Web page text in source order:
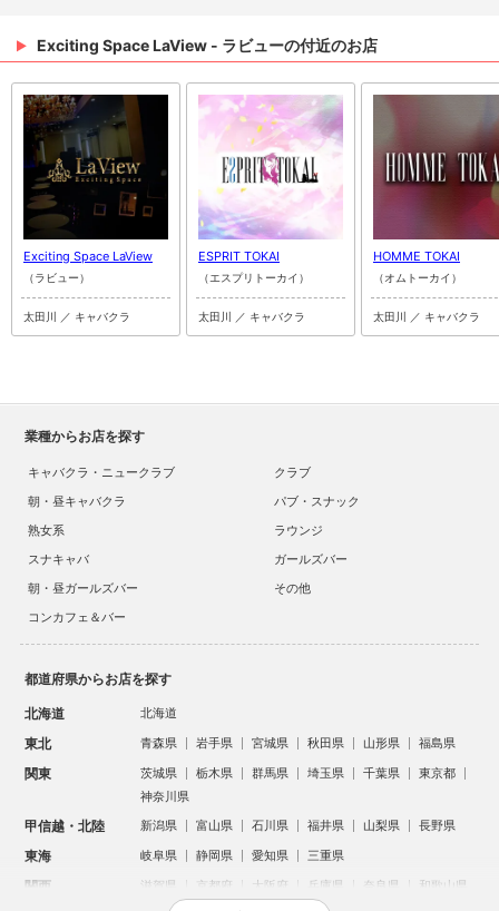
Exciting Space LaView - ラビューの付近のお店
Exciting Space LaView
（ラビュー）
太田川 ／ キャバクラ
ESPRIT TOKAI
（エスプリトーカイ）
太田川 ／ キャバクラ
HOMME TOKAI
（オムトーカイ）
太田川 ／ キャバクラ
業種からお店を探す
キャバクラ・ニュークラブ
クラブ
朝・昼キャバクラ
パブ・スナック
熟女系
ラウンジ
スナキャバ
ガールズバー
朝・昼ガールズバー
その他
コンカフェ＆バー
都道府県からお店を探す
北海道 北海道
東北 青森県 岩手県 宮城県 秋田県 山形県 福島県
関東 茨城県 栃木県 群馬県 埼玉県 千葉県
東京都
神奈川県
甲信越・北陸 新潟県 富山県 石川県 福井県 山梨県 長野県
東海 岐阜県 静岡県 愛知県 三重県
関西 滋賀県 京都府 大阪府 兵庫県 奈良県 和歌山県